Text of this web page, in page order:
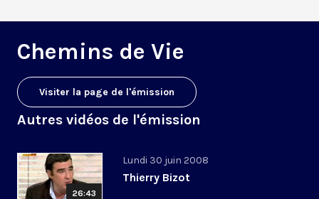
Chemins de Vie
Visiter la page de l'émission
Autres vidéos de l'émission
26:43
Lundi 30 juin 2008
Thierry Bizot